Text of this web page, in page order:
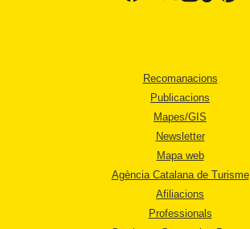
Recomanacions
Publicacions
Mapes/GIS
Newsletter
Mapa web
Agència Catalana de Turisme
Afiliacions
Professionals